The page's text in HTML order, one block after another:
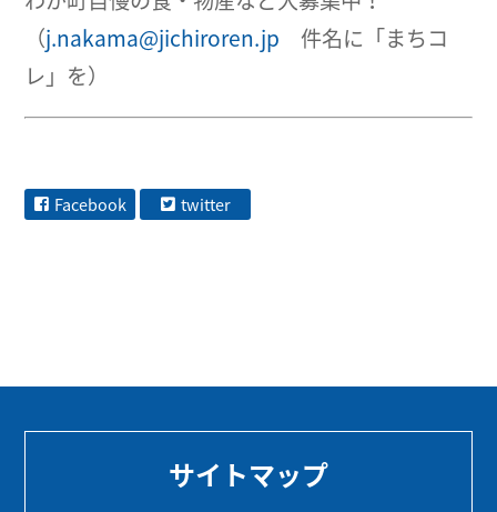
（j.nakama@jichiroren.jp 件名に「まちコ
レ」を）
Facebook twitter
サイトマップ